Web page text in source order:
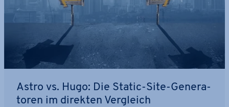
Astro vs. Hugo: Die Static-Site-Ge­ne­ra­
to­ren im direkten Vergleich